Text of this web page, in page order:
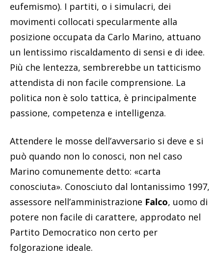
eufemismo). I partiti, o i simulacri, dei
movimenti collocati specularmente alla
posizione occupata da Carlo Marino, attuano
un lentissimo riscaldamento di sensi e di idee.
Più che lentezza, sembrerebbe un tatticismo
attendista di non facile comprensione. La
politica non è solo tattica, è principalmente
passione, competenza e intelligenza.
Attendere le mosse dell’avversario si deve e si
può quando non lo conosci, non nel caso
Marino comunemente detto: «carta
conosciuta». Conosciuto dal lontanissimo 1997,
assessore nell’amministrazione Falco, uomo di
potere non facile di carattere, approdato nel
Partito Democratico non certo per
folgorazione ideale.